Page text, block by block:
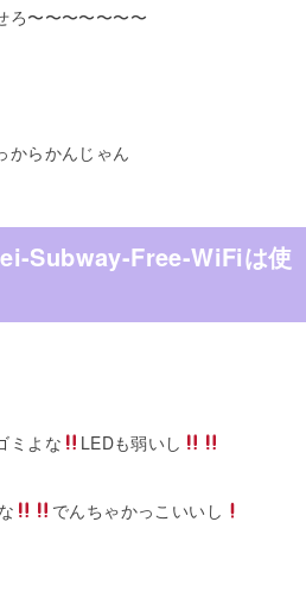
ろ〜〜〜〜〜〜〜
からかんじゃん
Subway-Free-WiFiは使
ミよな LEDも弱いし
でんちゃかっこいいし